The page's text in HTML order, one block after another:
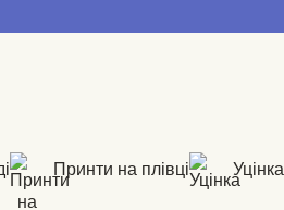
Принти на плівці Уцінка